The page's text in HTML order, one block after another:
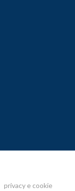
privacy e cookie